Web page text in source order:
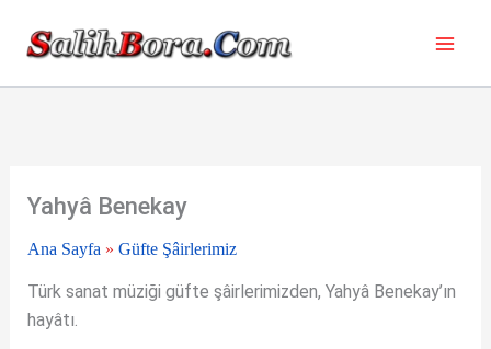
Yahyâ Benekay
Ana Sayfa » Güfte Şâirlerimiz
Türk sanat müziği güfte şâirlerimizden, Yahyâ Benekay’ın
hayâtı.